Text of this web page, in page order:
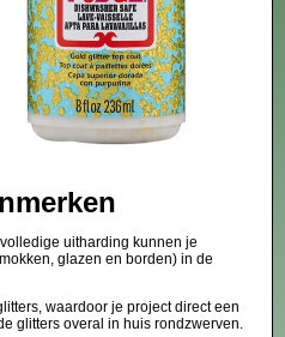
uitharding kunnen je
glazen en borden) in de
waardoor je project direct een
glitters overal in huis rondzwerven.